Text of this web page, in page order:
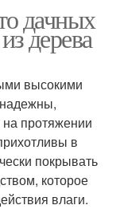
дачных
дерева
высокими
на протяжении
в
покрывать
которое
влаги.